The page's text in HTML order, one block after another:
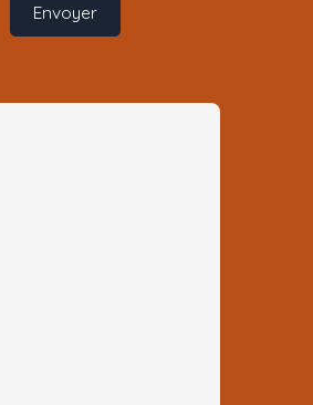
Envoyer